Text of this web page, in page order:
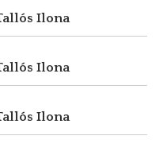
Ilona
Ilona
Ilona